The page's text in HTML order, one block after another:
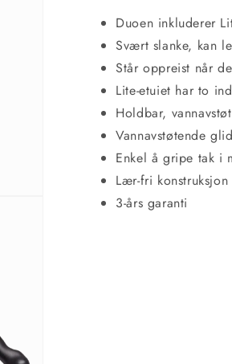
Duoen inkluderer
Svært slanke, kan
Står oppreist når
Lite-etuiet har to
Holdbar,
Vannavstøtende
Enkel å gripe tak i
Lær-fri konstruksjon
3-års garanti